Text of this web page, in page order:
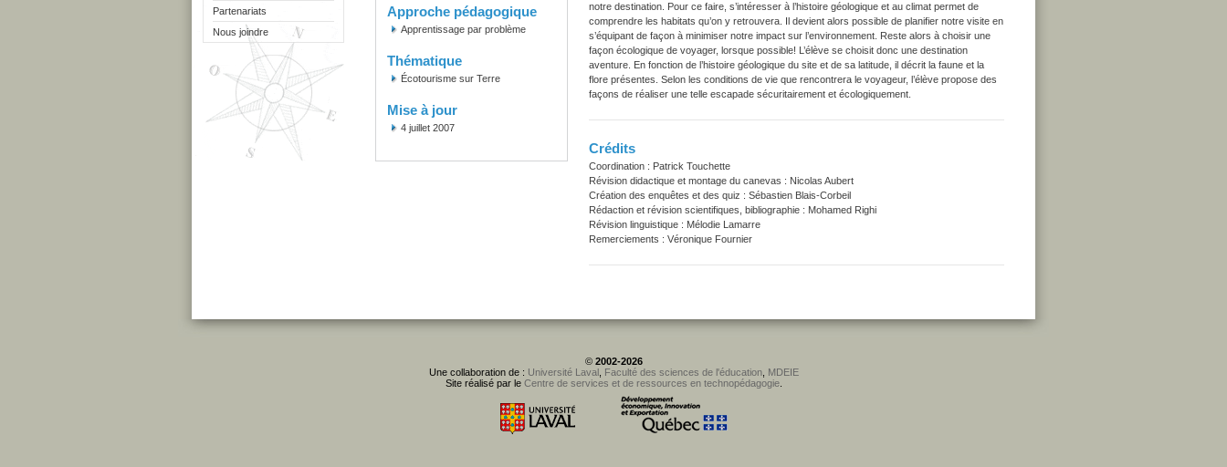
Partenariats
Nous joindre
Approche pédagogique
Apprentissage par problème
Thématique
Écotourisme sur Terre
Mise à jour
4 juillet 2007
notre destination. Pour ce faire, s’intéresser à l’histoire géologique et au climat permet de
comprendre les habitats qu’on y retrouvera. Il devient alors possible de planifier notre visite en
s’équipant de façon à minimiser notre impact sur l’environnement. Reste alors à choisir une
façon écologique de voyager, lorsque possible! L’élève se choisit donc une destination
aventure. En fonction de l’histoire géologique du site et de sa latitude, il décrit la faune et la
flore présentes. Selon les conditions de vie que rencontrera le voyageur, l’élève propose des
façons de réaliser une telle escapade sécuritairement et écologiquement.
Crédits
Coordination : Patrick Touchette
Révision didactique et montage du canevas : Nicolas Aubert
Création des enquêtes et des quiz : Sébastien Blais-Corbeil
Rédaction et révision scientifiques, bibliographie : Mohamed Righi
Révision linguistique : Mélodie Lamarre
Remerciements : Véronique Fournier
© 2002-2026
Une collaboration de : Université Laval, Faculté des sciences de l'éducation, MDEIE
Site réalisé par le Centre de services et de ressources en technopédagogie.